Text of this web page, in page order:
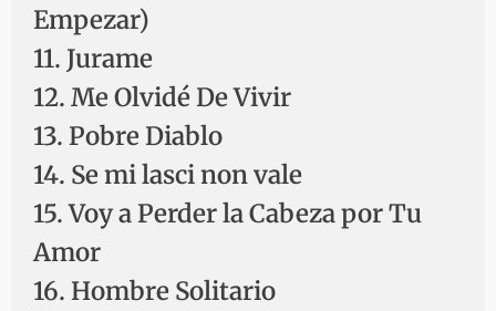
Empezar)
11. Jurame
12. Me Olvidé De Vivir
13. Pobre Diablo
14. Se mi lasci non vale
15. Voy a Perder la Cabeza por Tu
Amor
16. Hombre Solitario